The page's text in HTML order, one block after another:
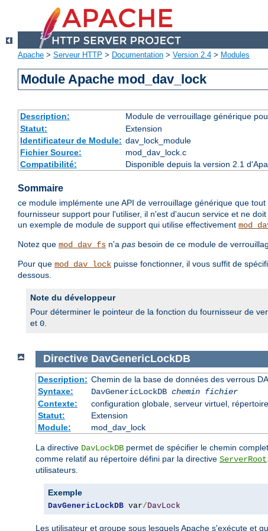
Apache > Serveur HTTP > Documentation > Version 2.4 > Modules
Module Apache mod_dav_lock
Description: Module de verrouillage générique
Statut:
Extension
Identificateur de Module: dav_lock_module
Fichier Source:
mod_dav_lock.c
Compatibilité:
Disponible depuis la version 2.1
Sommaire
ce module implémente une API de verrouillage générique que
fournisseur support pour l'utiliser, il n'est d'aucun service et ne
un exemple de module de support qui utilise effectivement
Notez que mod_dav_fs n'a pas besoin de ce module de
Pour que mod_dav_lock puisse fonctionner, il vous suffit de
dessous.
Note du développeur
Pour déterminer le pointeur de la fonction du fournisseur de
et 0.
Directive DavGenericLockDB
Description: Chemin de la base de données des verrous
Syntaxe:
DavGenericLockDB chemin fichier
Contexte:
configuration globale, serveur virtuel, répertoire
Statut:
Extension
Module:
mod_dav_lock
La directive DavLockDB permet de spécifier le chemin
comme relatif au répertoire défini par la directive ServerRoot
utilisateurs.
Exemple
DavGenericLockDB var/ DavLock
Les utilisateur et groupe sous lesquels Apache s'exécute et